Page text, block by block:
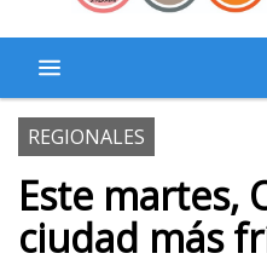
REGIONALES
Este martes,
ciudad más